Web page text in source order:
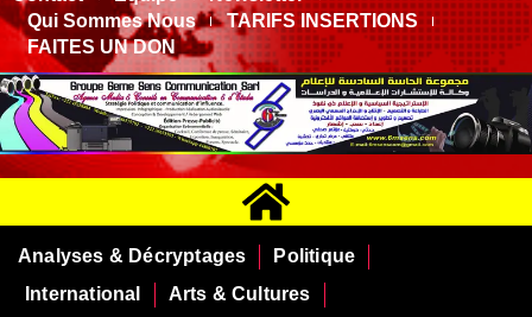
Qui Sommes Nous
TARIFS INSERTIONS
FAITES UN DON
Analyses & Décryptages
Politique
International
Arts & Cultures